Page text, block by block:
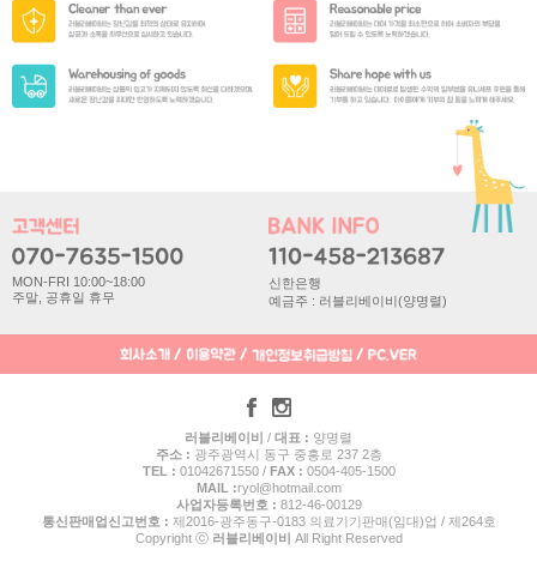
MON-FRI 10:00~18:00
주말, 공휴일 휴무
신한은행
예금주 : 러블리베이비(양명렬)
러블리베이비 / 대표 : 양명렬
주소 : 광주광역시 동구 중흥로 237 2층
TEL : 01042671550 / FAX : 0504-405-1500
MAIL :ryol@hotmail.com
사업자등록번호 : 812-46-00129
통신판매업신고번호 : 제2016-광주동구-0183 의료기기판매(임대)업 / 제264호
Copyright ⓒ 러블리베이비 All Right Reserved